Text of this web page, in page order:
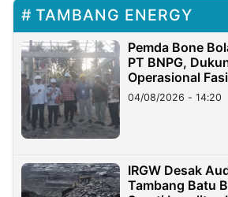
TAMBANG ENERGY
Pemda Bone
PT BNPG,
Operasional
04/08/2026 - 14:20
IRGW Desak
Tambang Batu